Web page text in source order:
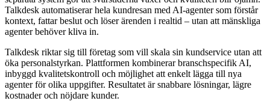
Talkdesk automatiserar hela kundresan med AI-agenter som förstår
kontext, fattar beslut och löser ärenden i realtid – utan att mänskliga
agenter behöver kliva in.
Talkdesk riktar sig till företag som vill skala sin kundservice utan att
öka personalstyrkan. Plattformen kombinerar branschspecifik AI,
inbyggd kvalitetskontroll och möjlighet att enkelt lägga till nya
agenter för olika uppgifter. Resultatet är snabbare lösningar, lägre
kostnader och nöjdare kunder.